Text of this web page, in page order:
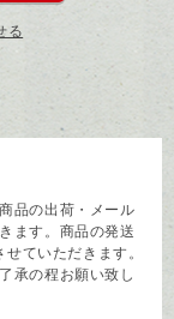
る
品の出荷・メール
ます。商品の発送
ていただきます。
承の程お願い致し